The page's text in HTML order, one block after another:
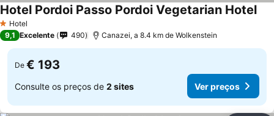
1 Estrelas
Hotel
Hotel Pordoi Passo Pordoi Vegetarian Hotel
9,1 Excelente 490 Canazei, a 8.4 km de Wolkenstein
De € 193
Consulte os preços de 2 sites Ver preços